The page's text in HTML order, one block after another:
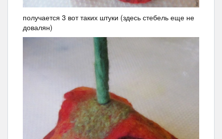
получается 3 вот таких штуки (здесь стебель еще не
довалян)